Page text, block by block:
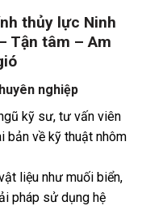
thủy lực Ninh
Tận tâm – Am
nghiệp
kỹ sư, tư vấn viên
bản về kỹ thuật nhôm
liệu như muối biển,
pháp sử dụng hệ